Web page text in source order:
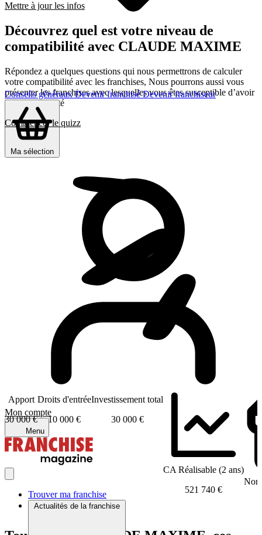
Conseils générauxDevenir franchiséDevenir franchiseur
Ma sélection
Mon compte
Menu
Trouver ma franchise
Actualités de la franchise
Mettre à jour les infos
Découvrez quel est votre niveau de
compatibilité avec CLAUDE MAXIME
Répondez a quelques questions qui nous permettrons de calculer
votre compatibilité avec les franchises, Nous pourrons aussi vous
présenter les franchises avec lesquelles vous êtes susceptible d’avoir
le plus d’affinité
Commencer le quizz
Apport
30 000 €
Droits d'entrée
10 000 €
Investissement total
30 000 €
CA Réalisable (2 ans)
521 740 €